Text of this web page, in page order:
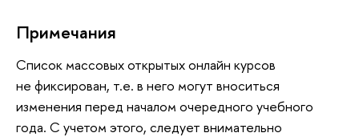
Примечания
Список массовых открытых онлайн курсов
не фиксирован, т.е. в него могут вноситься
изменения перед началом очередного учебного
года. С учетом этого, следует внимательно